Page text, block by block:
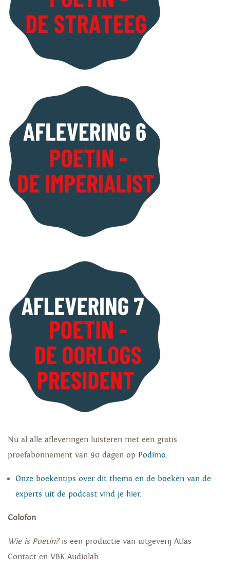
Nu al alle afleveringen luisteren met een gratis
proefabonnement van 90 dagen op Podimo.
Onze boekentips over dit thema en de boeken van de
experts uit de podcast vind je hier.
Colofon
Wie is Poetin?is een productie van uitgeverij Atlas
Contact en VBK Audiolab.